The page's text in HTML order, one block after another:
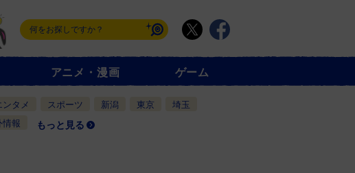
アニメ・漫画 ゲーム
ンタメ スポーツ 新潟 東京
埼玉
情報 もっと見る